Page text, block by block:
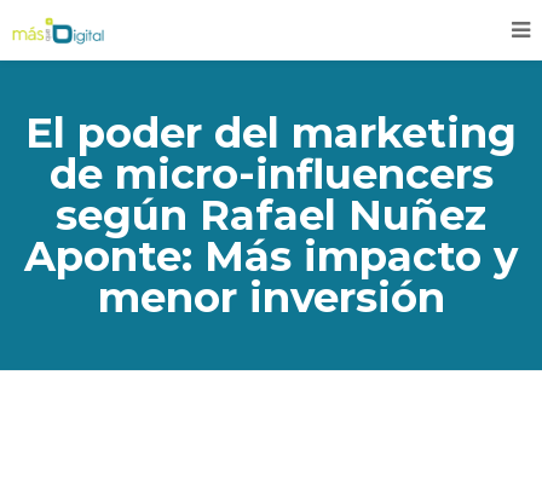
El poder del marketing
de micro-influencers
según Rafael Nuñez
Aponte: Más impacto y
menor inversión